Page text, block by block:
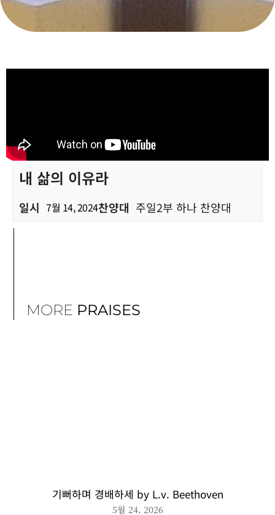
내 삶의 이유라
일시 7월 14, 2024찬양대 주일2부 하나 찬양대
MORE PRAISES
기뻐하며 경배하세 by L.v. Beethoven
5월 24, 2026